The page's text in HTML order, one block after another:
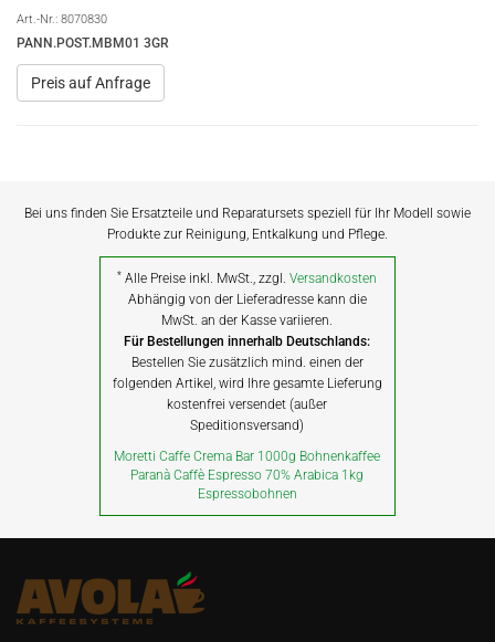
Art.-Nr.: 8070830
PANN.POST.MBM01 3GR
Preis auf Anfrage
Bei uns finden Sie Ersatzteile und Reparatursets speziell für Ihr Modell sowie
Produkte zur Reinigung, Entkalkung und Pflege.
* Alle Preise inkl. MwSt., zzgl.Versandkosten
Abhängig von der Lieferadresse kann die
MwSt. an der Kasse variieren.
Für Bestellungen innerhalb Deutschlands:
Bestellen Sie zusätzlich mind. einen der
folgenden Artikel, wird Ihre gesamte Lieferung
kostenfrei versendet (außer
Speditionsversand)
Moretti Caffe Crema Bar 1000g Bohnenkaffee
Paranà Caffè Espresso 70% Arabica 1kg
Espressobohnen